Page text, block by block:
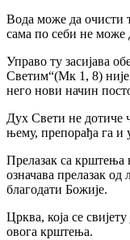
Вода може да очисти
сама по себи не може
Управо ту засијава
Светим“(Мк 1, 8) није
него нови начин
Дух Свети не дотиче
њему, препорађа га и
Прелазак са
означава прелазак
благодати Божије.
Црква, која се
овога крштења.